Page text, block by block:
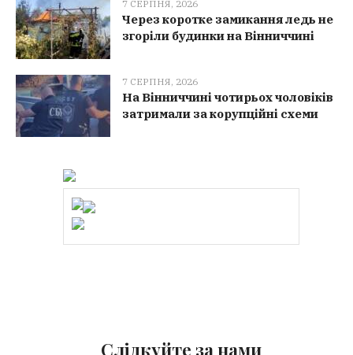
7 СЕРПНЯ, 2026
Через коротке замикання ледь не
згоріли будинки на Вінниччині
7 СЕРПНЯ, 2026
На Вінниччині чотирьох чоловіків
затримали за корупційні схеми
Слідкуйте за нами